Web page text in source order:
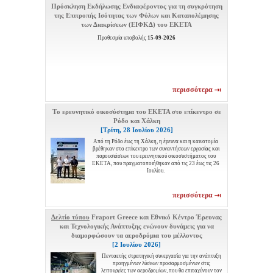
Πρόσκληση Εκδήλωσης Ενδιαφέροντος για τη συγκρότηση
της Επιτροπής Ισότητας των Φύλων και Καταπολέμησης
των Διακρίσεων (ΕΙΦΚΔ) του ΕΚΕΤΑ
Προθεσμία υποβολής 15-09-2026
περισσότερα
Tο ερευνητικό οικοσύστημα του ΕΚΕΤΑ στο επίκεντρο σε
Ρόδο και Χάλκη
[Τρίτη, 28 Ιουλίου 2026]
Από τη Ρόδο έως τη Χάλκη, η έρευνα και η καινοτομία
βρέθηκαν στο επίκεντρο των συναντήσεων εργασίας και
παρουσιάσεων του ερευνητικού οικοσυστήματος του
ΕΚΕΤΑ, που πραγματοποιήθηκαν από τις 23 έως τις 26
Ιουλίου.
περισσότερα
Δελτίο τύπου Fraport Greece και Εθνικό Κέντρο Έρευνας
και Τεχνολογικής Ανάπτυξης ενώνουν δυνάμεις για να
διαμορφώσουν τα αεροδρόμια του μέλλοντος
[2 Ιουλίου 2026]
Πενταετής στρατηγική συνεργασία για την ανάπτυξη
προηγμένων λύσεων προσαρμοσμένων στις
λειτουργίες των αεροδρομίων, που θα επιταχύνουν τον